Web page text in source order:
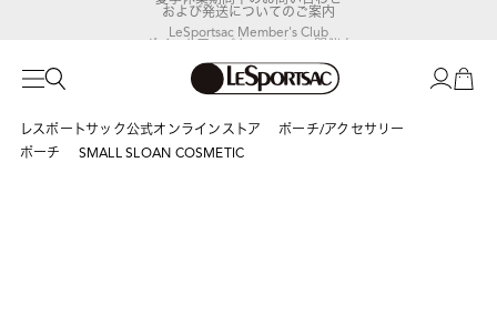
LeSportsac Member's Club
ポイントアップキャンペーン開催中
レスポートサック公式オンラインストア
ポーチ/アクセサリー
ポーチ
SMALL SLOAN COSMETIC